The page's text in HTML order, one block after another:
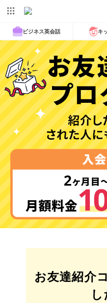
ビジネス英会話 キ
お友達紹介
し